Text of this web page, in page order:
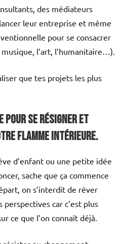
des médiateurs
leur entreprise et même
pour se consacrer
l’art, l’humanitaire…).
que tes projets les plus
pour se résigner et
flamme intérieure.
d’enfant ou une petite idée
sache que ça commence
on s’interdit de rêver
perspectives car c’est plus
ce que l’on connaît déjà.